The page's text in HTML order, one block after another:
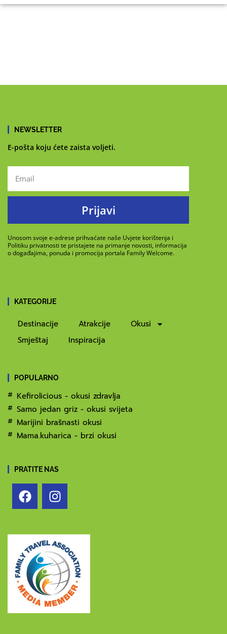
NEWSLETTER
E-pošta koju ćete zaista voljeti.
Prijavi
Unosom svoje e-adrese prihvaćate naše Uvjete korištenja i
Politiku privatnosti te pristajete na primanje novosti, informacija
o događajima, ponuda i promocija portala Family Welcome.
KATEGORIJE
Destinacije Atrakcije
Okusi
Smještaj
Inspiracija
POPULARNO
Kefirolicious - okusi zdravlja
Samo jedan griz - okusi svijeta
Marijini brašnasti okusi
Mama.kuharica - brzi okusi
PRATITE NAS